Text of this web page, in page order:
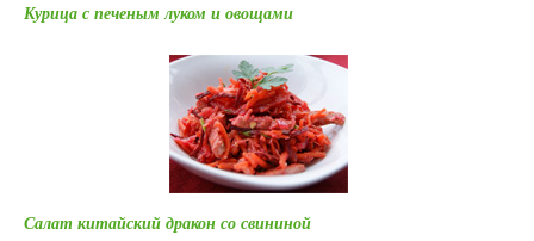
Курица с печеным луком и овощами
Салат китайский дракон со свининой